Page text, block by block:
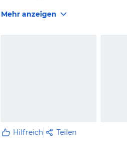
Mehr anzeigen
Hilfreich Teilen